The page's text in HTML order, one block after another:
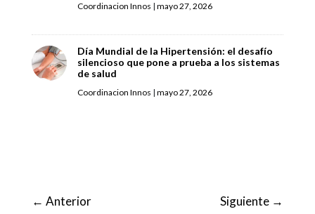
Coordinacion Innos | mayo 27, 2026
Día Mundial de la Hipertensión: el desafío
silencioso que pone a prueba a los sistemas
de salud
Coordinacion Innos | mayo 27, 2026
← Anterior Siguiente →